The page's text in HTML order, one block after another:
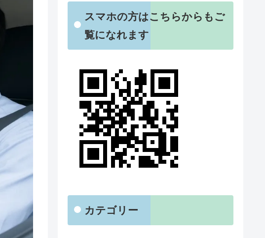
スマホの方はこちらからもご
覧になれます
カテゴリー